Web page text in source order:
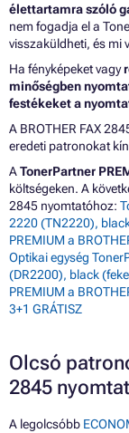
élettartamra szóló
nem fogadja el a
visszaküldheti, és mi
Ha fényképeket vagy
minőségben
festékeket a
A BROTHER FAX
eredeti patronokat
ATonerPartner
költségeken. A
2845 nyomtatóhoz:
2220 (TN2220),
PREMIUM a
Optikai egység
(DR2200), black
PREMIUM a
3+1 GRÁTISZ
Olcsó
2845
A legolcsóbb